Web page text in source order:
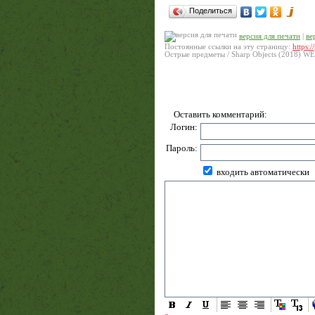
Поделиться
версия для печати
Постоянные ссылки на эту страницу:
Острые предметы / Sharp Objects (2018)
Оставить комментарий:
Логин:
Пароль:
входить автоматически